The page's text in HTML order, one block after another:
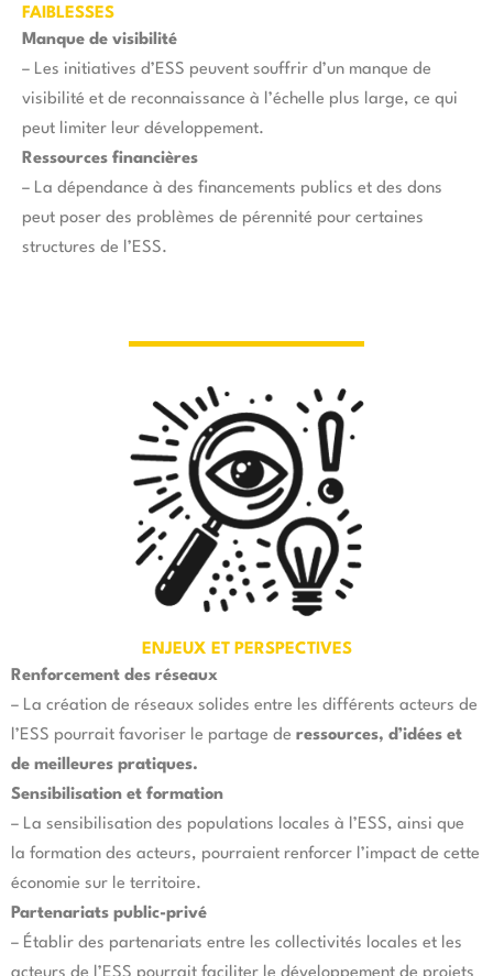
FAIBLESSES
Manque de visibilité
– Les initiatives d’ESS peuvent souffrir d’un manque de
visibilité et de reconnaissance à l’échelle plus large, ce qui
peut limiter leur développement.
Ressources financières
– La dépendance à des financements publics et des dons
peut poser des problèmes de pérennité pour certaines
structures de l’ESS.
ENJEUX ET PERSPECTIVES
Renforcement des réseaux
– La création de réseaux solides entre les différents acteurs de
l’ESS pourrait favoriser le partage de ressources, d’idées et
de meilleures pratiques.
Sensibilisation et formation
– La sensibilisation des populations locales à l’ESS, ainsi que
la formation des acteurs, pourraient renforcer l’impact de cette
économie sur le territoire.
Partenariats public-privé
– Établir des partenariats entre les collectivités locales et les